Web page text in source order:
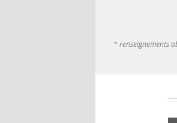
* renseignements